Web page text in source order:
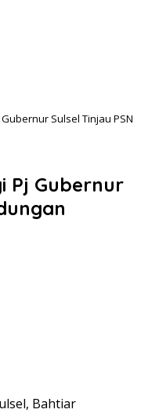
Sulsel Tinjau PSN
Pj Gubernur
Bahtiar